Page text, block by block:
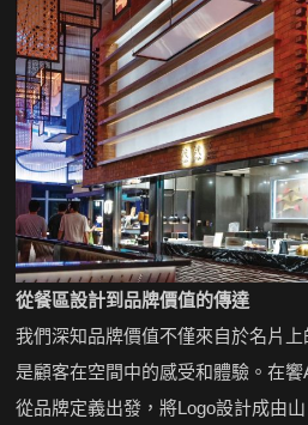
從餐區設計到品牌價值的傳達
我們深知品牌價值不僅來自於名片
是顧客在空間中的感受和體驗。在
從品牌定義出發，將Logo設計成由